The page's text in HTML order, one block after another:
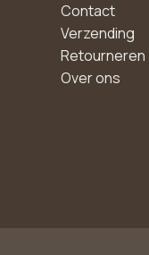
Contact
Verzending
Retourneren
Over ons